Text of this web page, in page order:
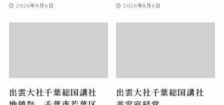
2026年8月6日 2026年8月6日
出雲大社千葉総国講社
出雲大社千葉総国講社